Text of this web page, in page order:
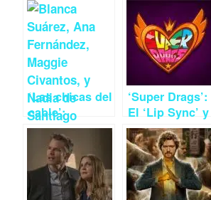
‘Las chicas del
cable’:
romance y
feminismo en
el debut
español de
Netflix
‘Super Drags’:
El ‘Lip Sync’ y
los
superheroes
‘drag’ llega a
Netflix